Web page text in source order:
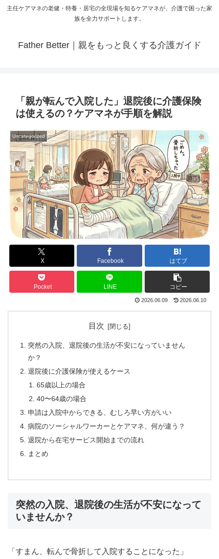
主任ケアマネの老健・特養・居宅の全現場を知るケアマネが、介護で困った家
族を全力サポートします。
Father Better｜親をもっと良くする介護ガイド
「親が転んで入院した」退院後に介護保険
は使えるの？ケアマネが手順を解説
Uncategorized
X Facebook はてブ
Pocket LINE コピー
2026.06.09 2026.06.10
目次
突然の入院、退院後の生活が不安になっていません
か？
退院後に介護保険が使えるケース
65歳以上の場合
40〜64歳の場合
申請は入院中からできる、むしろ早い方がいい
病院のソーシャルワーカーとケアマネ、何が違う？
退院から在宅サービス開始までの流れ
まとめ
突然の入院、退院後の生活が不安になって
いませんか？
「すまん、転んで骨折して入院することになった」